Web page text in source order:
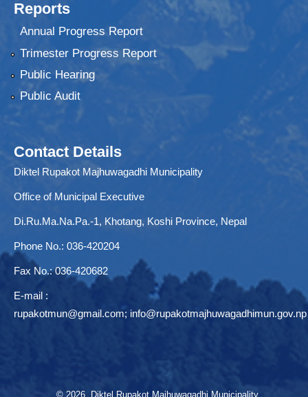
Reports
Annual Progress Report
Trimester Progress Report
Public Hearing
Public Audit
Contact Details
Diktel Rupakot Majhuwagadhi Municipality
Office of Municipal Executive
Di.Ru.Ma.Na.Pa.-1, Khotang, Koshi Province, Nepal
Phone No.: 036-420204
Fax No.: 036-420682
E-mail :
rupakotmun@gmail.com; info@rupakotmajhuwagadhimun.gov.np
© 2026 Diktel Rupakot Majhuwagadhi Municipality